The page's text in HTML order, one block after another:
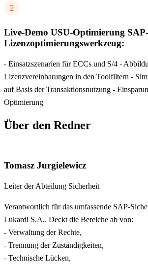
Live-Demo USU-Optimierung SAP-
Lizenzoptimierungswerkzeug:
- Einsatzszenarien für ECCs und S/4 -
Lizenzvereinbarungen in den Toolfiltern -
auf Basis der Transaktionsnutzung -
Optimierung
Über den Redner
Tomasz Jurgielewicz
Leiter der Abteilung Sicherheit
Verantwortlich für das umfassende SAP-
Lukardi S.A.. Deckt die Bereiche ab von:
- Verwaltung der Rechte,
- Trennung der Zuständigkeiten,
- Technische Lücken,